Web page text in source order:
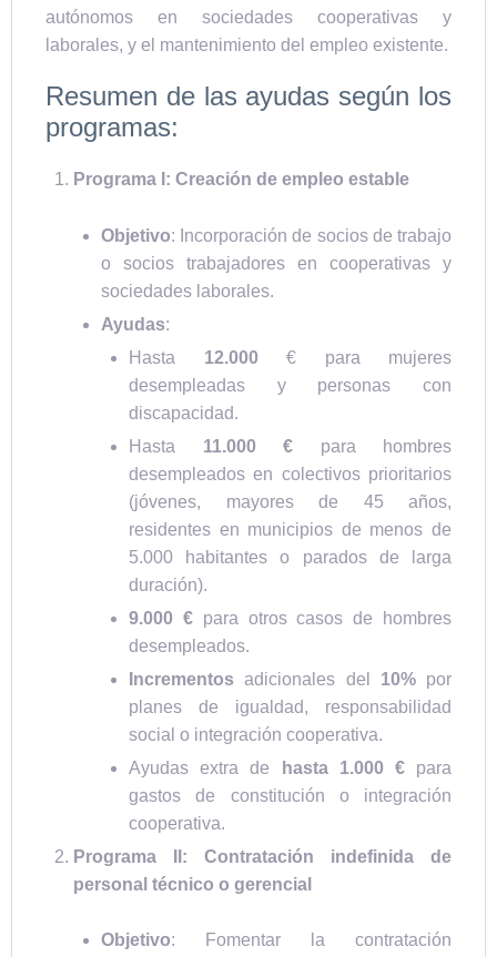
autónomos en sociedades cooperativas y
laborales, y el mantenimiento del empleo existente.
Resumen de las ayudas según los
programas:
Programa I: Creación de empleo estable
Objetivo: Incorporación de socios de trabajo
o socios trabajadores en cooperativas y
sociedades laborales.
Ayudas:
Hasta 12.000 € para mujeres
desempleadas y personas con
discapacidad.
Hasta 11.000 € para hombres
desempleados en colectivos prioritarios
(jóvenes, mayores de 45 años,
residentes en municipios de menos de
5.000 habitantes o parados de larga
duración).
9.000 €para otros casos de hombres
desempleados.
Incrementosadicionales del 10%por
planes de igualdad, responsabilidad
social o integración cooperativa.
Ayudas extra de
hasta 1.000 € para
gastos de constitución o integración
cooperativa.
Programa II: Contratación indefinida de
personal técnico o gerencial
Objetivo: Fomentar la contratación